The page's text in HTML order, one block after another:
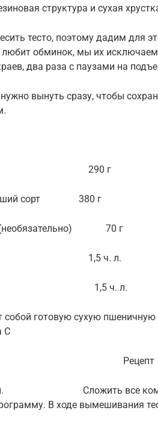
структура и сухая
тесто, поэтому дадим для
обминок, мы их
два раза с паузами на
вынуть сразу, чтобы
290 г
сорт 380 г
(необязательно) 70 г
ч. л.
1,5 ч. л.
собой готовую сухую
С
Рецепт
мин. Сложить все
В ходе вымешивания